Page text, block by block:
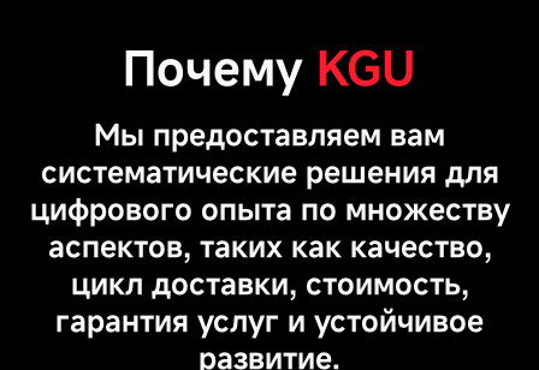
Почему KGU
Мы предоставляем вам
систематические решения для
цифрового опыта по множеству
аспектов, таких как качество,
цикл доставки, стоимость,
гарантия услуг и устойчивое
развитие.